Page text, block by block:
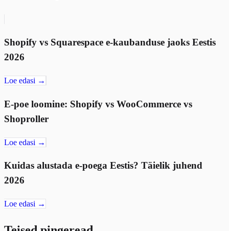
Shopify vs Squarespace e-kaubanduse jaoks Eestis
2026
Loe edasi →
E-poe loomine: Shopify vs WooCommerce vs
Shoproller
Loe edasi →
Kuidas alustada e-poega Eestis? Täielik juhend
2026
Loe edasi →